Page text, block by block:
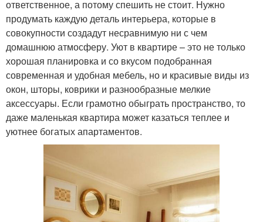
ответственное, а потому спешить не стоит. Нужно
продумать каждую деталь интерьера, которые в
совокупности создадут несравнимую ни с чем
домашнюю атмосферу. Уют в квартире – это не только
хорошая планировка и со вкусом подобранная
современная и удобная мебель, но и красивые виды из
окон, шторы, коврики и разнообразные мелкие
аксессуары. Если грамотно обыграть пространство, то
даже маленькая квартира может казаться теплее и
уютнее богатых апартаментов.